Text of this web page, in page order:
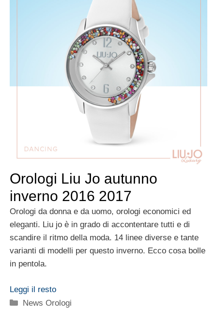
Orologi Liu Jo autunno
inverno 2016 2017
Orologi da donna e da uomo, orologi economici ed
eleganti. Liu jo è in grado di accontentare tutti e di
scandire il ritmo della moda. 14 linee diverse e tante
varianti di modelli per questo inverno. Ecco cosa bolle
in pentola.
Leggi il resto
Categorie
News Orologi